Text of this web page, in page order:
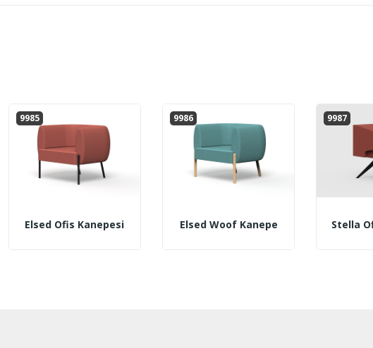
9985
Elsed Ofis Kanepesi
9986
Elsed Woof Kanepe
9987
Stella